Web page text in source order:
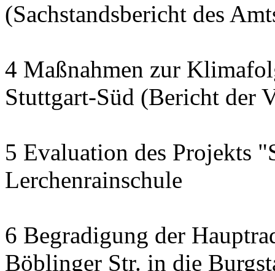
(Sachstandsbericht des
4 Maßnahmen zur
Stuttgart-Süd (Bericht der
5 Evaluation des Projekts
Lerchenrainschule
6 Begradigung der
Böblinger Str. in die